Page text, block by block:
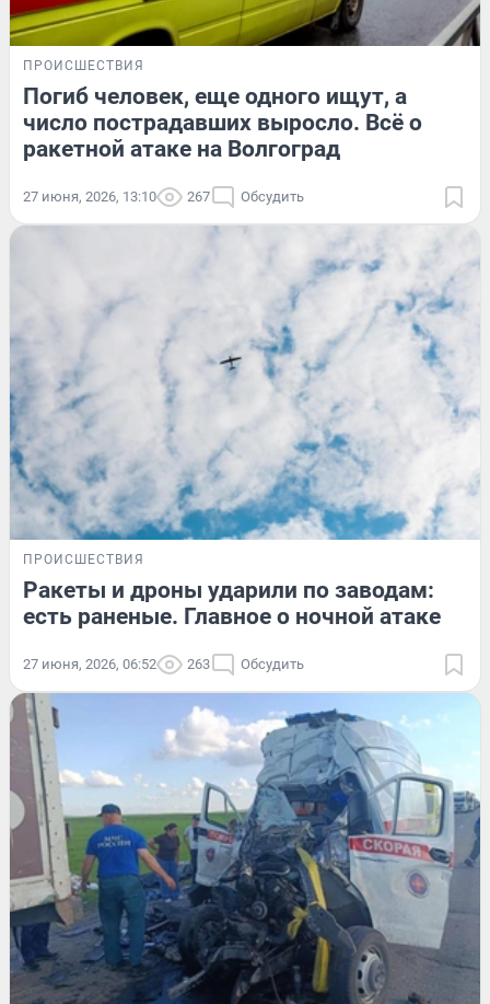
ПРОИСШЕСТВИЯ
Погиб человек, еще одного ищут, а
число пострадавших выросло. Всё о
ракетной атаке на Волгоград
27 июня, 2026, 13:10 267 Обсудить
ПРОИСШЕСТВИЯ
Ракеты и дроны ударили по заводам:
есть раненые. Главное о ночной атаке
27 июня, 2026, 06:52 263 Обсудить